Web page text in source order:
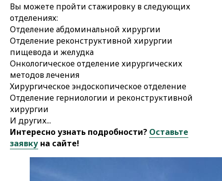
Вы можете пройти стажировку в следующих
отделениях:
Отделение абдоминальной хирургии
Отделение реконструктивной хирургии
пищевода и желудка
Онкологическое отделение хирургических
методов лечения
Хирургическое эндоскопическое отделение
Отделение герниологии и реконструктивной
хирургии
И других...
Интересно узнать подробности? Оставьте
заявку на сайте!